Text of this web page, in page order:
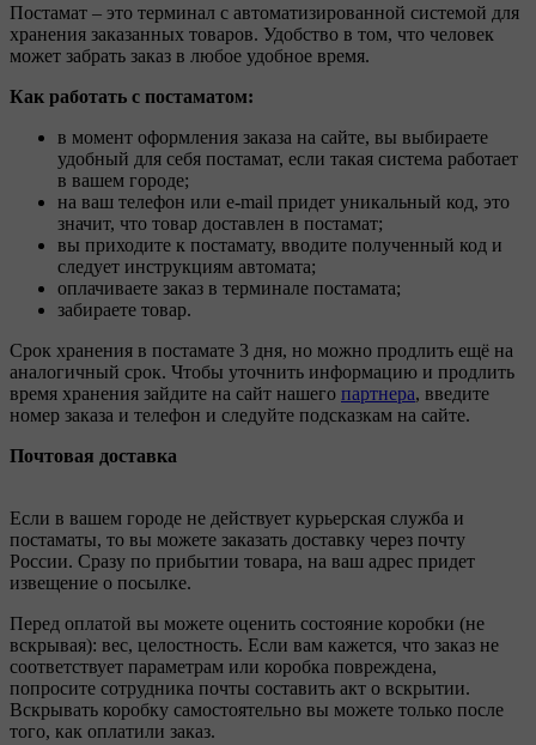
Постамат – это терминал с автоматизированной системой для
хранения заказанных товаров. Удобство в том, что человек
может забрать заказ в любое удобное время.
Как работать с постаматом:
в момент оформления заказа на сайте, вы выбираете
удобный для себя постамат, если такая система работает
в вашем городе;
на ваш телефон или e-mail придет уникальный код, это
значит, что товар доставлен в постамат;
вы приходите к постамату, вводите полученный код и
следует инструкциям автомата;
оплачиваете заказ в терминале постамата;
забираете товар.
Срок хранения в постамате 3 дня, но можно продлить ещё на
аналогичный срок. Чтобы уточнить информацию и продлить
время хранения зайдите на сайт нашего партнера, введите
номер заказа и телефон и следуйте подсказкам на сайте.
Почтовая доставка
Если в вашем городе не действует курьерская служба и
постаматы, то вы можете заказать доставку через почту
России. Сразу по прибытии товара, на ваш адрес придет
извещение о посылке.
Перед оплатой вы можете оценить состояние коробки (не
вскрывая): вес, целостность. Если вам кажется, что заказ не
соответствует параметрам или коробка повреждена,
попросите сотрудника почты составить акт о вскрытии.
Вскрывать коробку самостоятельно вы можете только после
того, как оплатили заказ.